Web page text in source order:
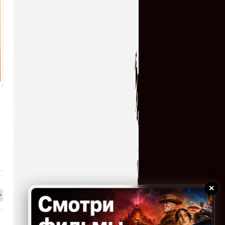
09.07.2026 14:32
Сыграл в эту увлекательную
игрушку! Огромное всем
спасибо!!!!
×